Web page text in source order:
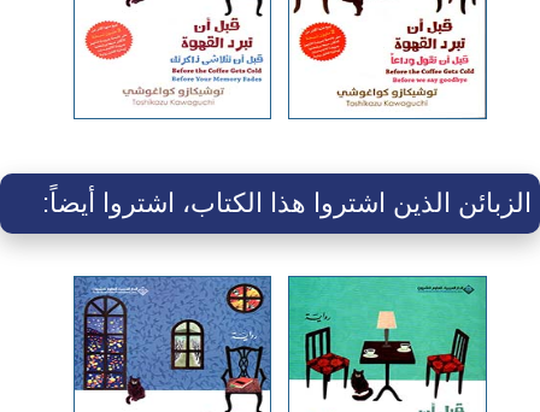
الزبائن الذين اشتروا هذا الكتاب، اشتروا أيضاً: